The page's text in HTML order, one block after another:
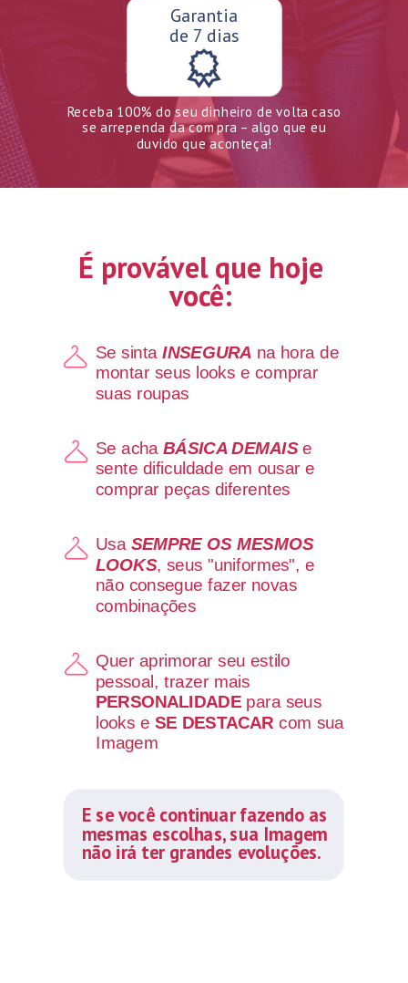
Garantia
de 7 dias
Receba 100% do seu dinheiro de volta caso
se arrependa da compra – algo que eu
duvido que aconteça!
É provável que hoje
você:
Se sintaINSEGURA na hora de
montar seus looks e comprar
suas roupas
Se achaBÁSICA DEMAISe
sente dificuldade em ousar e
comprar peças diferentes
Usa SEMPRE OS MESMOS
LOOKS, seus "uniformes", e
não consegue fazer novas
combinações
Quer aprimorar seu estilo
pessoal, trazer mais
PERSONALIDADEpara seus
looks e SE DESTACAR com sua
Imagem
E se você continuar fazendo as
mesmas escolhas, sua Imagem
não irá ter grandes evoluções.